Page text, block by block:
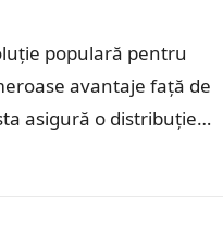
populară pentru
avantaje față de
asigură o distribuție